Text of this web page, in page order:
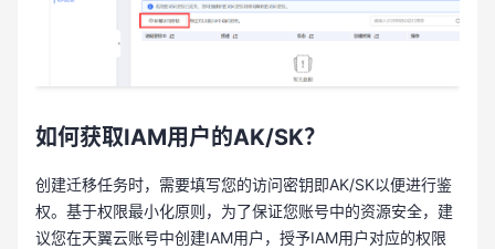
如何获取IAM用户的AK/SK？
创建迁移任务时，需要填写您的访问密钥即AK/SK以便进行鉴
权。基于权限最小化原则，为了保证您账号中的资源安全，建
议您在天翼云账号中创建IAM用户，授予IAM用户对应的权限